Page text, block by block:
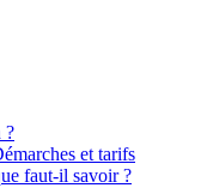
?
et tarifs
faut-il savoir ?